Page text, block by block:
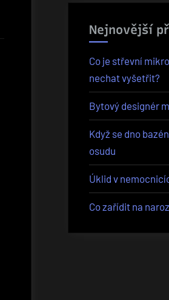
Nejnovější
Co je střevní
nechat vyšetřit?
Bytový designér
Když se dno
osudu
Úklid v
Co zařídit na